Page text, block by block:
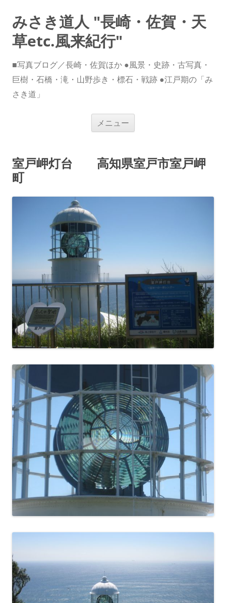
みさき道人 "長崎・佐賀・天
草etc.風来紀行"
■写真ブログ／長崎・佐賀ほか ●風景・史跡・古写真・
巨樹・石橋・滝・山野歩き・標石・戦跡 ●江戸期の「み
さき道」
メニュー
ス
キ
室戸岬灯台 高知県室戸市室戸岬
町